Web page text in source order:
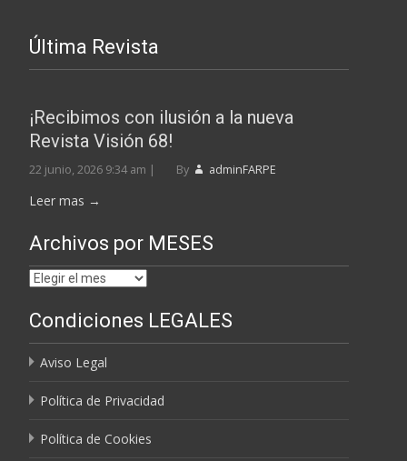
Última Revista
¡Recibimos con ilusión a la nueva
Revista Visión 68!
22 junio, 2026 9:34 am | By adminFARPE
Leer mas →
Archivos por MESES
Archivos
MESES
Condiciones LEGALES
Aviso Legal
Política de Privacidad
Política de Cookies